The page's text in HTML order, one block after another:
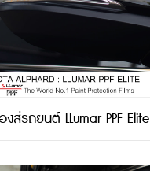
รถยนต์ LLumar PPF Elite